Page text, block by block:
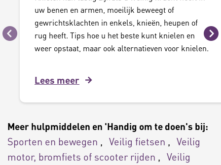
Vorige
uw benen en armen, moeilijk beweegt of
gewrichtsklachten in enkels, knieën, heupen of
rug heeft. Tips hoe u het beste kunt knielen en
weer opstaat, maar ook alternatieven voor knielen.
Lees meer
Meer hulpmiddelen en 'Handig om te doen's bij:
Sporten en bewegen Veilig fietsen
Veilig
motor, bromfiets of scooter rijden
Veilig